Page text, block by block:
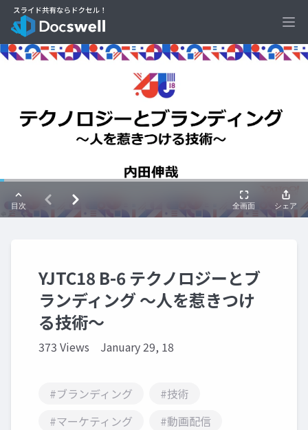
YJTC18 B-6 テクノロジーとブ
ランディング ～人を惹きつけ
る技術～
373 Views January 29, 18
#ブランディング
#技術
#マーケティング
#動画配信